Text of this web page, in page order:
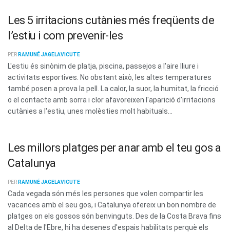
Les 5 irritacions cutànies més freqüents de
l’estiu i com prevenir-les
PER RAMUNÉ JAGELAVICUTE
L'estiu és sinònim de platja, piscina, passejos a l'aire lliure i
activitats esportives. No obstant això, les altes temperatures
també posen a prova la pell. La calor, la suor, la humitat, la fricció
o el contacte amb sorra i clor afavoreixen l'aparició d'irritacions
cutànies a l'estiu, unes molèsties molt habituals...
Les millors platges per anar amb el teu gos a
Catalunya
PER RAMUNÉ JAGELAVICUTE
Cada vegada són més les persones que volen compartir les
vacances amb el seu gos, i Catalunya ofereix un bon nombre de
platges on els gossos són benvinguts. Des de la Costa Brava fins
al Delta de l'Ebre, hi ha desenes d'espais habilitats perquè els